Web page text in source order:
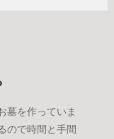
墓を作っていま
ので時間と手間